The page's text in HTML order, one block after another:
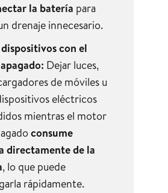
la batería para
drenaje innecesario.
con el
Dejar luces,
de móviles u
eléctricos
mientras el motor
consume
directamente de la
, lo que puede
rápidamente.